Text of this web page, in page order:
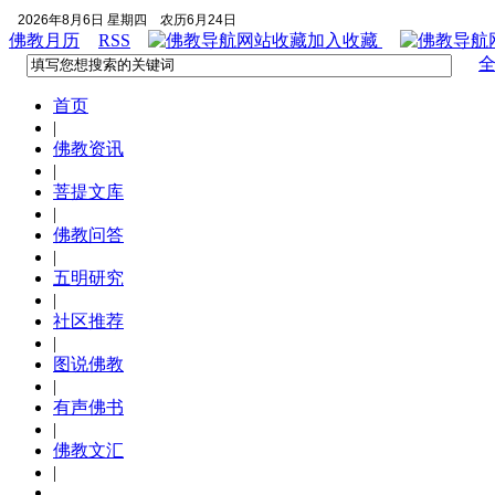
2026年8月6日 星期四 农历6月24日
佛教月历 RSS 加入收藏
首页
|
佛教资讯
|
菩提文库
|
佛教问答
|
五明研究
|
社区推荐
|
图说佛教
|
有声佛书
|
佛教文汇
|